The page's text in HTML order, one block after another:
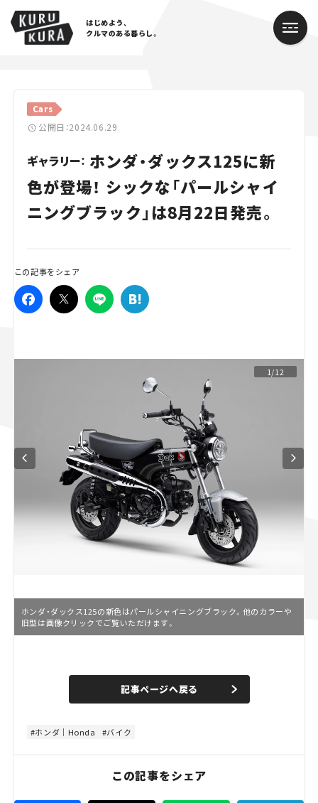
はじめよう、
クルマのある暮らし。
Cars
公開日：2024.06.29
ギャラリー： ホンダ・ダックス125に新
色が登場！ シックな「パールシャイ
ニングブラック」は8月22日発売。
この記事をシェア
1/12
ホンダ・ダックス125の新色はパールシャイニングブラック。他のカラーや
旧型は画像クリックでご覧いただけます。
n
e
d
%
記事ページへ戻る
ホンダ｜Honda バイク
この記事をシェア
Cars
Lifestyle
Traffic
Special
Campaign
人気のハッシュタグ